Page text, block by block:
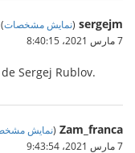
sergejm
(نمایش مشخصات)
7 مارس 2021،‏ 8:40:15
Sergej Rublov.
Zam_franca
(نمایش
7 مارس 2021،‏ 9:43:54